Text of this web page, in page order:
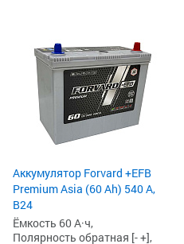
Аккумулятор Forvard +EFB
Premium Asia (60 Ah) 540 А,
B24
Ёмкость 60 А·ч,
Полярность обратная [- +],